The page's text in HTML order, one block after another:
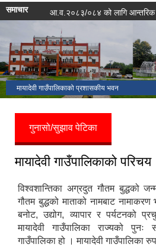
समाचार आ.व.२०८३/०८४ को लागि आन्तरिक आय
मायादेवी गाउँपालिकाको प्रशासकीय भवन
गुनासो/सुझाव पेटिका
मायादेवी गाउँपालिकाको परिचय
विश्वशान्तिका अग्रदुत गौतम बुद्धको
गौतम बुद्धको माताको नामबाट
बनोट, उद्योग, व्यापार र पर्यटनको
मायादेवी गाउँपालिका राज्यको
गाउँपालिका हो । मायादेवी गाउँपालिका